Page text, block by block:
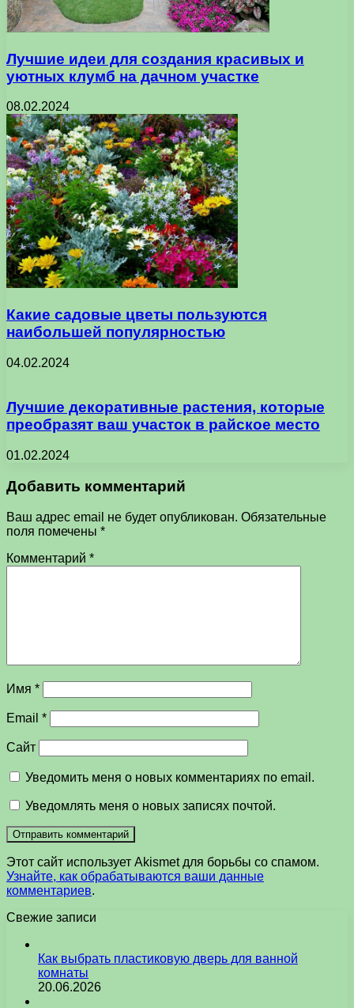
Лучшие идеи для создания красивых и
уютных клумб на дачном участке
08.02.2024
Какие садовые цветы пользуются
наибольшей популярностью
04.02.2024
Лучшие декоративные растения, которые
преобразят ваш участок в райское место
01.02.2024
Добавить комментарий
Ваш адрес email не будет опубликован. Обязательные
поля помечены *
Комментарий *
Имя *
Email *
Сайт
Уведомить меня о новых комментариях по email.
Уведомлять меня о новых записях почтой.
Этот сайт использует Akismet для борьбы со спамом.
Узнайте, как обрабатываются ваши данные
комментариев.
Свежие записи
Как выбрать пластиковую дверь для ванной
комнаты
20.06.2026